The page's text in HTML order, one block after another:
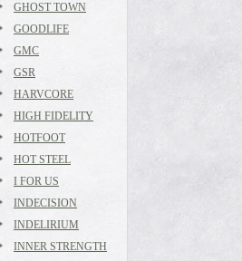
GHOST TOWN
GOODLIFE
GMC
GSR
HARVCORE
HIGH FIDELITY
HOTFOOT
HOT STEEL
I FOR US
INDECISION
INDELIRIUM
INNER STRENGTH